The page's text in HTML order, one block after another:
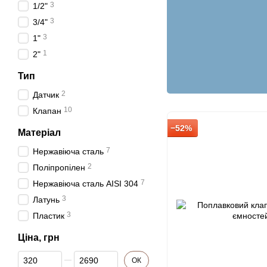
−52%
1/2" 3
3/4" 3
1" 3
2" 1
Тип
Датчик 2
Клапан 10
Матеріал
Нержавіюча сталь 7
Поліпропілен 2
Нержавіюча сталь AISI 304 7
Латунь 3
Пластик 3
Ціна, грн
Від Ціна, грн
До Ціна, грн ОК